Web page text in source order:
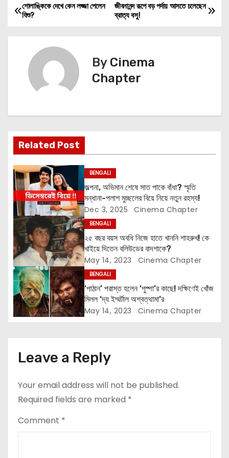
P
o
a
v
i
g
a
t
i
o
n
জীবনানন্দ রূপে বড় পর্দায় আসতে চলেছেন
ব্রাত্য বসু!
শোলাঙ্কিকে দেখে কেন লজ্জা পেলেন
যিশু?
By Cinema
Chapter
Related Post
BENGALI
জল্পনা, অভিমান শেষে সাত পাকে বাঁধা? স্মৃতি
মন্ধানা-পলাশ মুচ্ছলের বিয়ে নিয়ে নতুন রহস্য!
Dec 3, 2025 Cinema Chapter
BENGALI
২৫ বছর বয়স অবধি নিজে হাতে খাননি শাহরুখ! কে
খাইয়ে দিতেন বলিউডের বাদশাকে?
May 14, 2023 Cinema Chapter
BENGALI
‘পাঠান’ পরাস্ত হলেন ‘পুষ্পা’র কাছে! দক্ষিণেই খোঁজ
মিলল ‘দ্য ইম্মর্টাল অশ্বত্থামা’র
May 14, 2023 Cinema Chapter
Leave a Reply
Your email address will not be published.
Required fields are marked *
Comment *